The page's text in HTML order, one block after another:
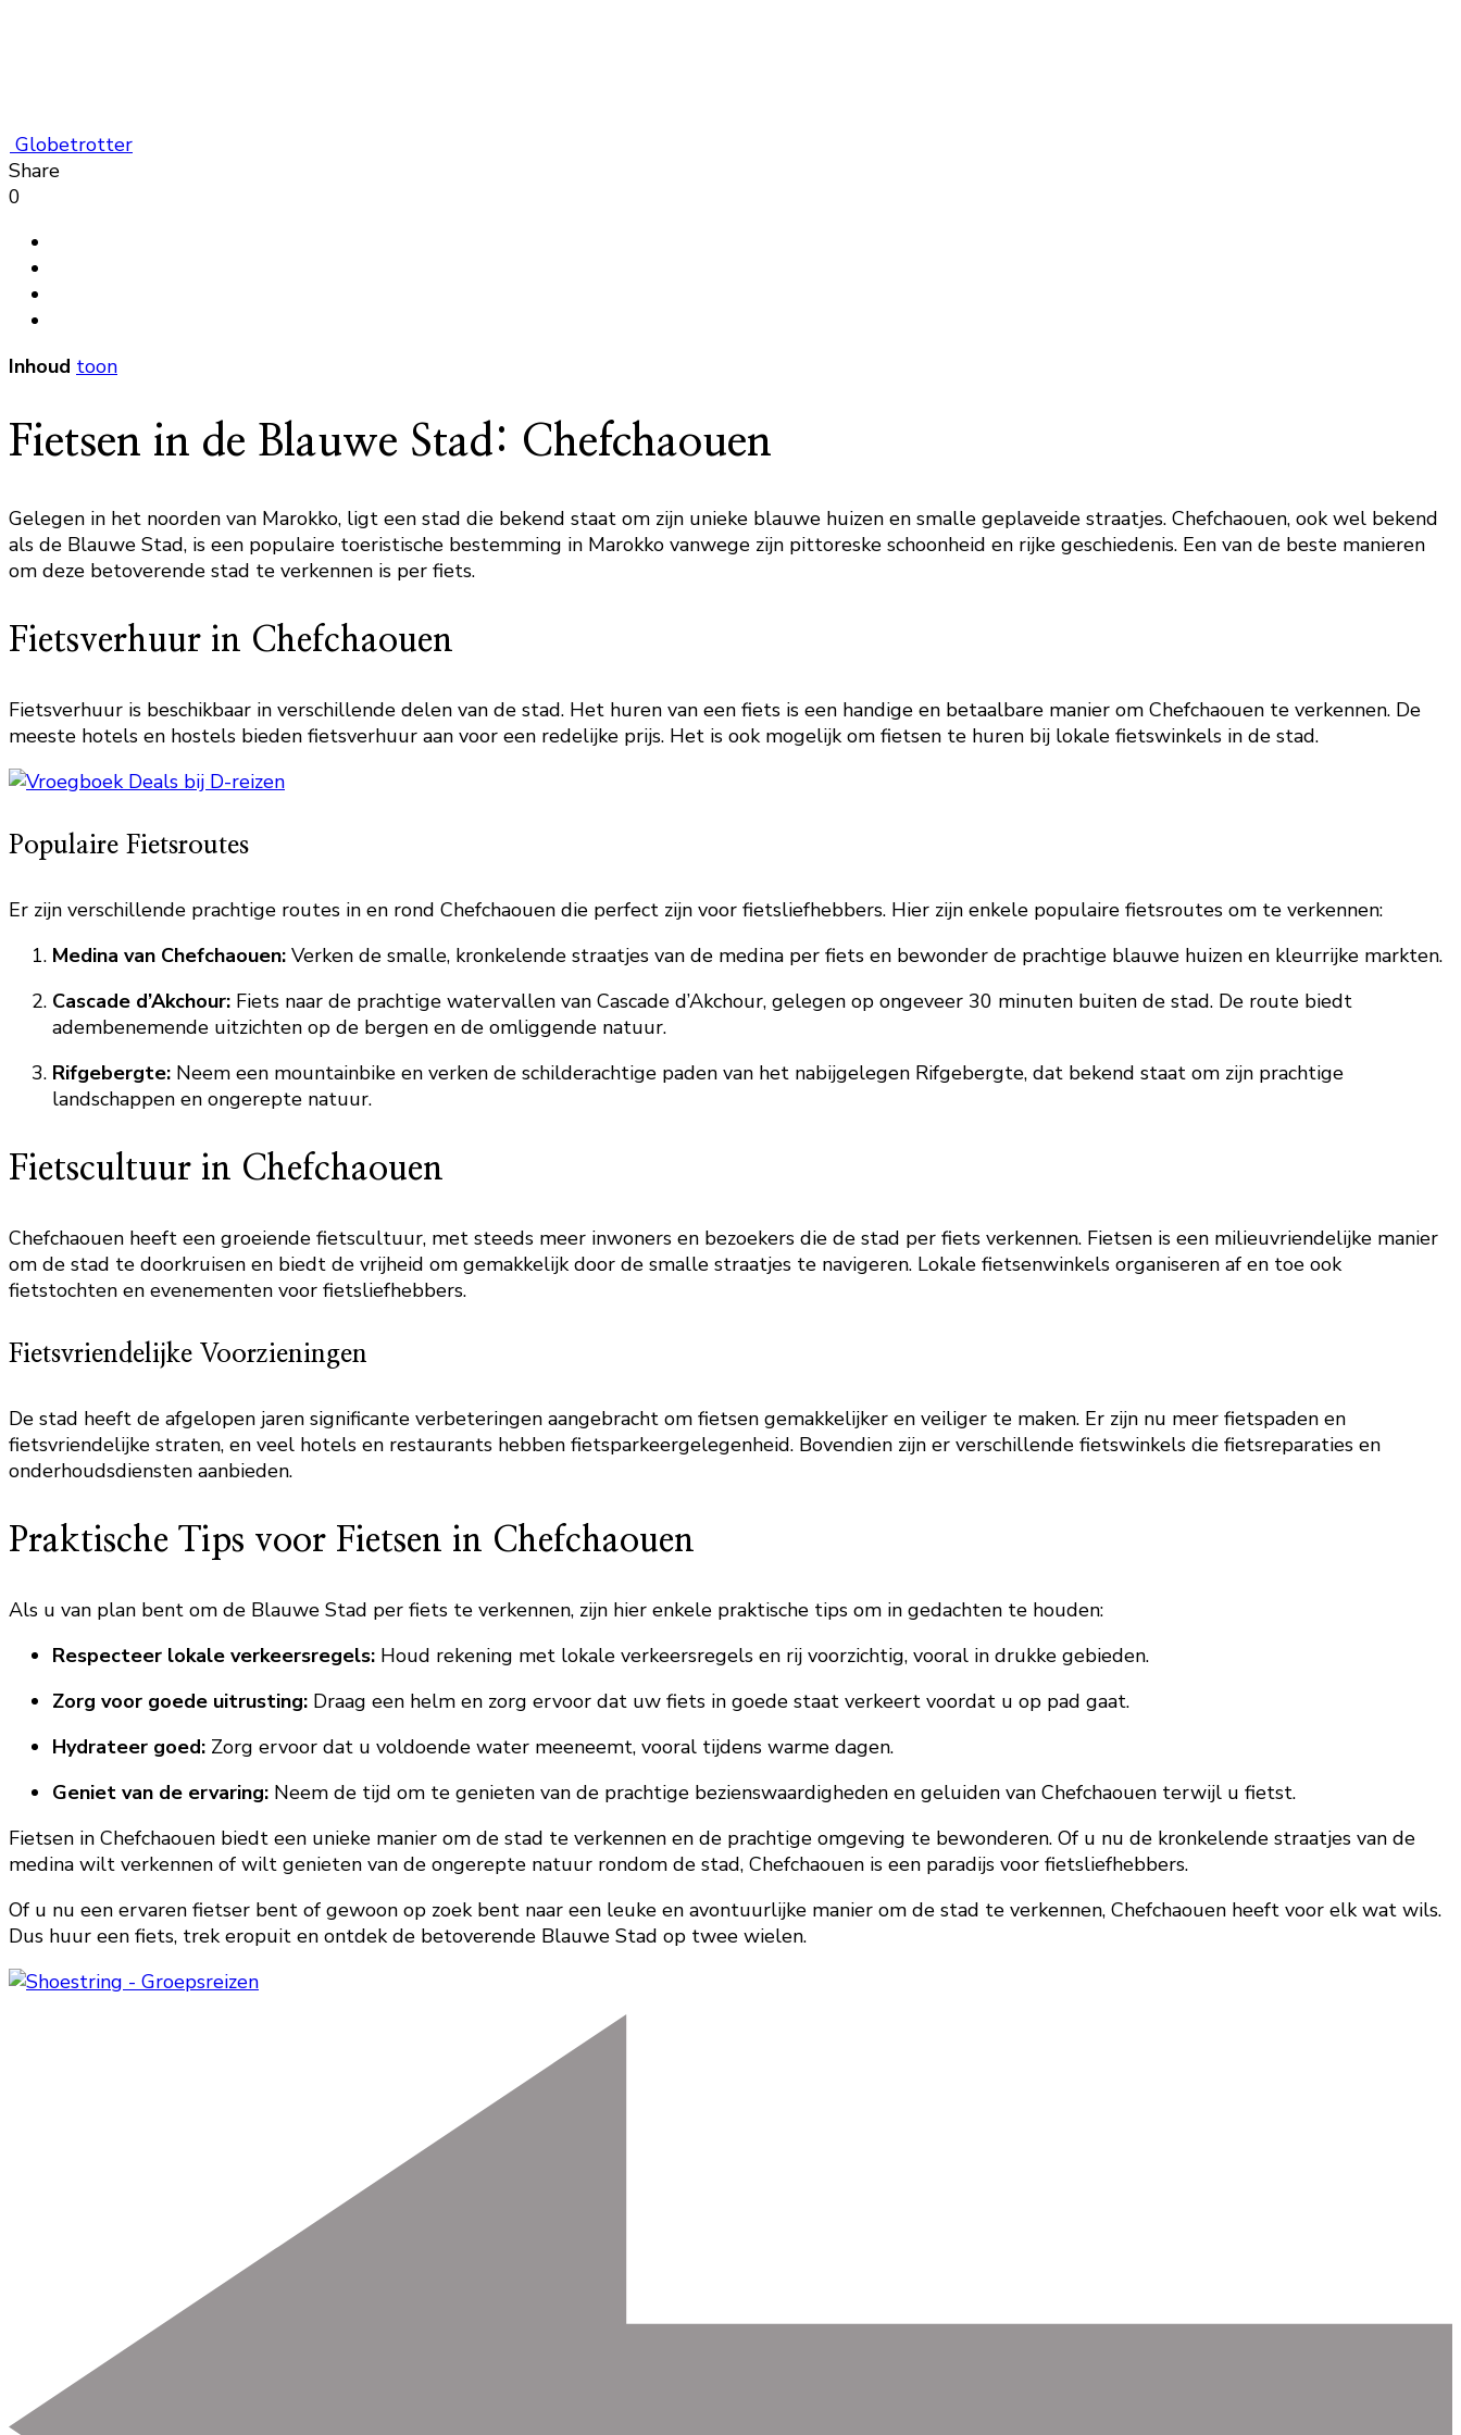
Globetrotter
Share
0
Inhoud toon
Fietsen in de Blauwe Stad: Chefchaouen
Gelegen in het noorden van Marokko, ligt een stad die bekend staat om zijn unieke blauwe huizen en smalle geplaveide straatjes. Chefchaouen, ook wel bekend
als de Blauwe Stad, is een populaire toeristische bestemming in Marokko vanwege zijn pittoreske schoonheid en rijke geschiedenis. Een van de beste manieren
om deze betoverende stad te verkennen is per fiets.
Fietsverhuur in Chefchaouen
Fietsverhuur is beschikbaar in verschillende delen van de stad. Het huren van een fiets is een handige en betaalbare manier om Chefchaouen te verkennen. De
meeste hotels en hostels bieden fietsverhuur aan voor een redelijke prijs. Het is ook mogelijk om fietsen te huren bij lokale fietswinkels in de stad.
Populaire Fietsroutes
Er zijn verschillende prachtige routes in en rond Chefchaouen die perfect zijn voor fietsliefhebbers. Hier zijn enkele populaire fietsroutes om te verkennen:
Medina van Chefchaouen: Verken de smalle, kronkelende straatjes van de medina per fiets en bewonder de prachtige blauwe huizen en kleurrijke markten.
Cascade d’Akchour: Fiets naar de prachtige watervallen van Cascade d’Akchour, gelegen op ongeveer 30 minuten buiten de stad. De route biedt
adembenemende uitzichten op de bergen en de omliggende natuur.
Rifgebergte: Neem een mountainbike en verken de schilderachtige paden van het nabijgelegen Rifgebergte, dat bekend staat om zijn prachtige
landschappen en ongerepte natuur.
Fietscultuur in Chefchaouen
Chefchaouen heeft een groeiende fietscultuur, met steeds meer inwoners en bezoekers die de stad per fiets verkennen. Fietsen is een milieuvriendelijke manier
om de stad te doorkruisen en biedt de vrijheid om gemakkelijk door de smalle straatjes te navigeren. Lokale fietsenwinkels organiseren af en toe ook
fietstochten en evenementen voor fietsliefhebbers.
Fietsvriendelijke Voorzieningen
De stad heeft de afgelopen jaren significante verbeteringen aangebracht om fietsen gemakkelijker en veiliger te maken. Er zijn nu meer fietspaden en
fietsvriendelijke straten, en veel hotels en restaurants hebben fietsparkeergelegenheid. Bovendien zijn er verschillende fietswinkels die fietsreparaties en
onderhoudsdiensten aanbieden.
Praktische Tips voor Fietsen in Chefchaouen
Als u van plan bent om de Blauwe Stad per fiets te verkennen, zijn hier enkele praktische tips om in gedachten te houden:
Respecteer lokale verkeersregels: Houd rekening met lokale verkeersregels en rij voorzichtig, vooral in drukke gebieden.
Zorg voor goede uitrusting: Draag een helm en zorg ervoor dat uw fiets in goede staat verkeert voordat u op pad gaat.
Hydrateer goed: Zorg ervoor dat u voldoende water meeneemt, vooral tijdens warme dagen.
Geniet van de ervaring: Neem de tijd om te genieten van de prachtige bezienswaardigheden en geluiden van Chefchaouen terwijl u fietst.
Fietsen in Chefchaouen biedt een unieke manier om de stad te verkennen en de prachtige omgeving te bewonderen. Of u nu de kronkelende straatjes van de
medina wilt verkennen of wilt genieten van de ongerepte natuur rondom de stad, Chefchaouen is een paradijs voor fietsliefhebbers.
Of u nu een ervaren fietser bent of gewoon op zoek bent naar een leuke en avontuurlijke manier om de stad te verkennen, Chefchaouen heeft voor elk wat wils.
Dus huur een fiets, trek eropuit en ontdek de betoverende Blauwe Stad op twee wielen.